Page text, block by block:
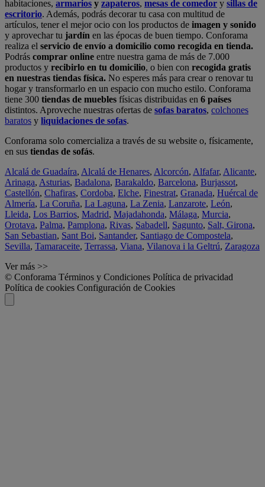
habitaciones, armarios y zapateros, mesas de comedor y sillas de
escritorio. Además, podrás decorar tu casa con multitud de
artículos, tener el mejor ocio con los productos de imagen y sonido
y aprovechar tu jardín en las épocas de buen tiempo. Conforama
realiza el servicio de envío a domicilio como recogida en tienda.
Podrás comprar online entre nuestra gama de más de 7.000
productos y recibirlo en tu domicilio, o bien con recogida gratis
en nuestras tiendas física. No esperes más para crear o renovar tu
hogar y transformarlo en un espacio con mucho estilo. Conforama
tiene 300 tiendas de muebles físicas distribuidas en 6 países
distintos. Aproveche nuestras ofertas de sofas baratos, colchones
baratos y liquidaciones de sofas.
Conforama solo comercializa a través de su website o, físicamente,
en sus tiendas de sofás.
Alcalá de Guadaíra, Alcalá de Henares, Alcorcón, Alfafar, Alicante,
Arinaga, Asturias, Badalona, Barakaldo, Barcelona, Burjassot,
Castellón, Chafiras, Cordoba, Elche, Finestrat, Granada, Huércal de
Almería, La Coruña, La Laguna, La Zenia, Lanzarote, León,
Lleida, Los Barrios, Madrid, Majadahonda, Málaga, Murcia,
Orotava, Palma, Pamplona, Rivas, Sabadell, Sagunto, Salt, Girona,
San Sebastian, Sant Boi, Santander, Santiago de Compostela,
Sevilla, Tamaraceite, Terrassa, Viana, Vilanova i la Geltrú, Zaragoza
Ver más >>
© Conforama Términos y Condiciones Política de privacidad
Política de cookies Configuración de Cookies